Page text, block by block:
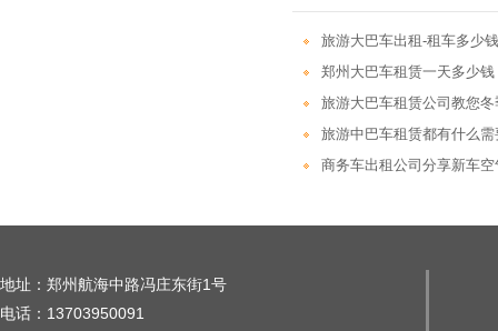
旅游大巴车出租-租车多少
郑州大巴车租赁一天多少钱
旅游大巴车租赁公司教您
旅游中巴车租赁都有什么
商务车出租公司分享新车
地址：郑州航海中路冯庄东街1号
电话：13703950091